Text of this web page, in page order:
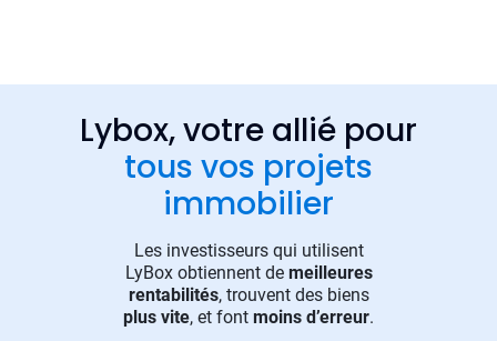
Lybox, votre allié pour
tous vos projets
immobilier
Les investisseurs qui utilisent
LyBox obtiennent de meilleures
rentabilités, trouvent des biens
plus vite, et font moins d’erreur.